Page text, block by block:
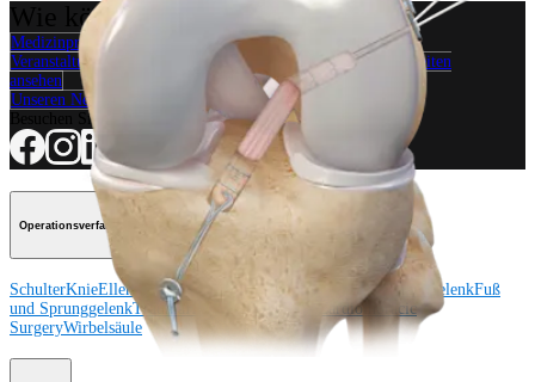
Wie können wir Ihnen helfen?
Medizinproduktberater:in kontaktieren
Veranstaltungen, Lab-Vorführungen und Schulungsmöglichkeiten
ansehen
Unseren Newsletter abonnieren
Besuchen Sie uns
Operationsverfahren
SchulterKnieEllenbogenSchulterendoprothetik Hand und HandgelenkFuß
und SprunggelenkTrauma Orthobiologie
Cardiothoracic
SurgeryWirbelsäule